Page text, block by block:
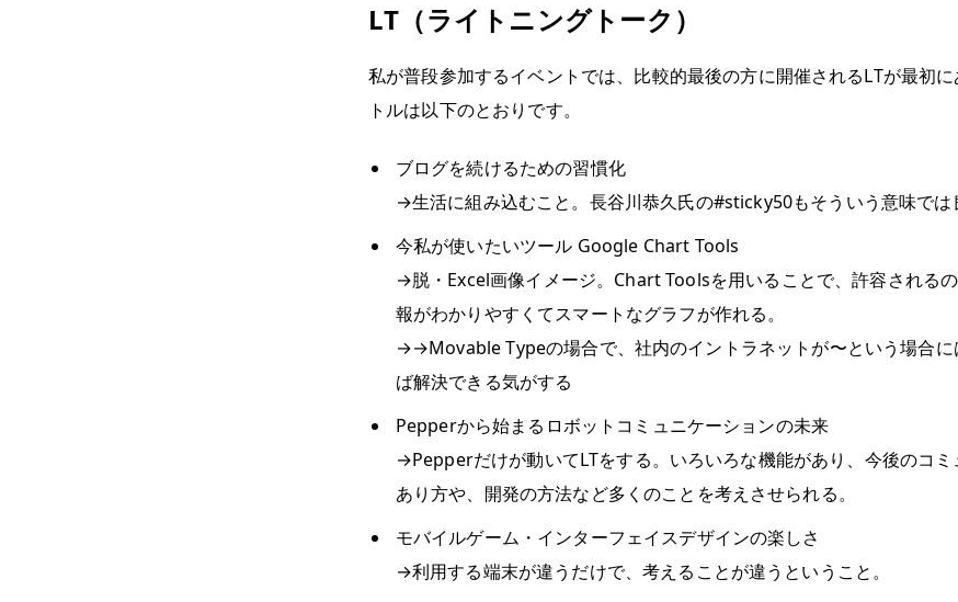
LT（ライトニングトーク）
私が普段参加するイベントでは、比較的最後の方に開催されるLTが最初
トルは以下のとおりです。
ブログを続けるための習慣化
→生活に組み込むこと。 長谷川恭久氏の#sticky50もそういう意味では
今私が使いたいツール Google Chart Tools
→脱・Excel画像イメージ。Chart Toolsを用いることで、許容される
報がわかりやすくてスマートなグラフが作れる。
→→Movable Typeの場合で、社内のイントラネットが〜という場合に
ば解決できる気がする
Pepperから始まるロボットコミュニケーションの未来
→Pepperだけが動いてLTをする。いろいろな機能があり、今後のコ
あり方や、開発の方法など多くのことを考えさせられる。
モバイルゲーム・インターフェイスデザインの楽しさ
→利用する端末が違うだけで、考えることが違うということ。